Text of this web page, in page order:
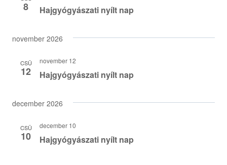
8 Hajgyógyászati nyílt nap
november 2026
CSÜ
12 Hajgyógyászati nyílt nap
november 12
december 2026
CSÜ
10 Hajgyógyászati nyílt nap
december 10